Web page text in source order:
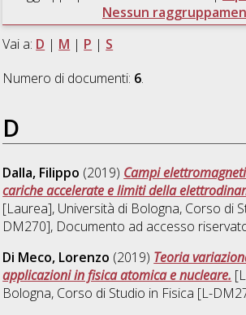
Nessun
Vai a: D | M | P | S
Numero di documenti: 6.
D
Dalla, Filippo (2019) Campi
cariche accelerate e limiti della
[Laurea], Università di Bologna, Corso di
DM270], Documento ad accesso
Di Meco, Lorenzo (2019) Teoria
applicazioni in fisica atomica e nucleare.
Bologna, Corso di Studio in Fisica [L-